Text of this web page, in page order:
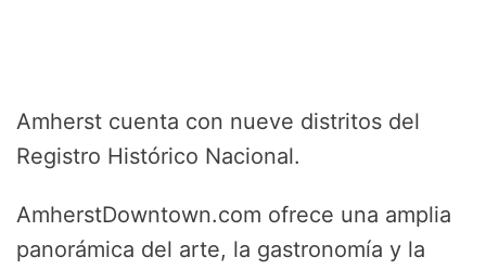
Amherst cuenta con nueve distritos del
Registro Histórico Nacional.
AmherstDowntown.com ofrece una amplia
panorámica del arte, la gastronomía y la